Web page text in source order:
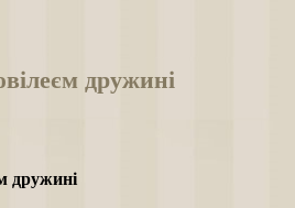
дружині
дружині